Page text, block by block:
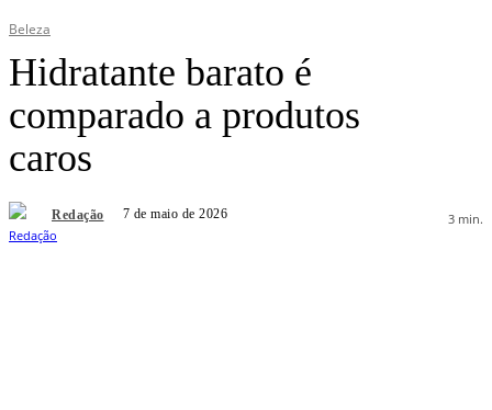
Beleza
Hidratante barato é
comparado a produtos
caros
Redação 7 de maio de 2026 3 min.